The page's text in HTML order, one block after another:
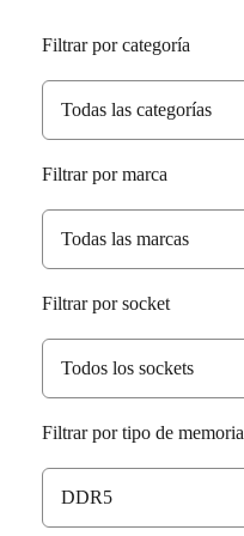
Filtrar por categoría
Todas las categorías
Filtrar por marca
Todas las marcas
Filtrar por socket
Todos los sockets
Filtrar por tipo de memoria
DDR5